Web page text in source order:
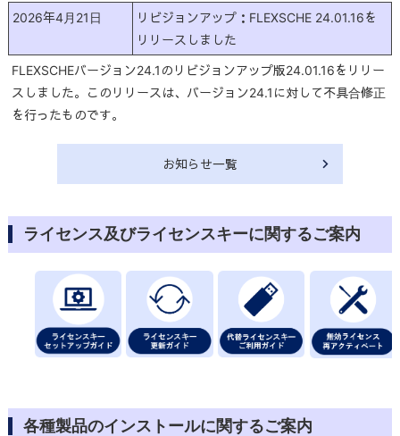
2026年4月21日
リビジョンアップ：FLEXSCHE 24.01.16を
リリースしました
FLEXSCHEバージョン24.1のリビジョンアップ版24.01.16をリリー
スしました。このリリースは、バージョン24.1に対して不具合修正
を行ったものです。
お知らせ一覧
ライセンス及びライセンスキーに関するご案内
各種製品のインストールに関するご案内